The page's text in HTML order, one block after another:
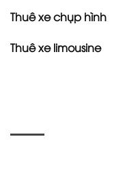
Thuê xe chụp hình
Thuê xe limousine